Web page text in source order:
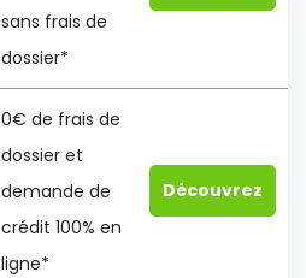
sans frais de
dossier*
0€ de frais de
dossier et
demande de
crédit 100% en
ligne*
Découvrez